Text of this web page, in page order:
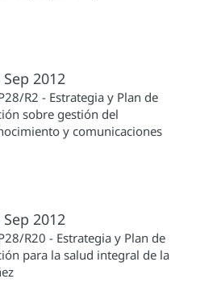
Sep 2012
R2 - Estrategia y Plan de
sobre gestión del
y comunicaciones
Sep 2012
R20 - Estrategia y Plan de
para la salud integral de la